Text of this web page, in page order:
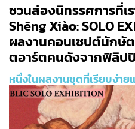
ชวนส่องนิทรรศการที่เ
Shēng Xiào: SOLO
ผลงานคอนเซปต์นักษั
ตอาร์ตคนดังจากฟิลิป
หนึ่งในผลงานชุดที่เรียบง่าย